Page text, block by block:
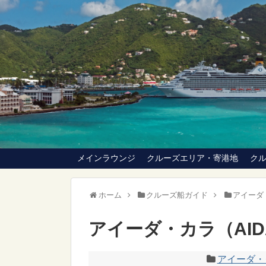
メインラウンジ クルーズエリア・寄港地 ク
ホーム クルーズ船ガイド アイー
アイーダ・カラ（
アイーダ